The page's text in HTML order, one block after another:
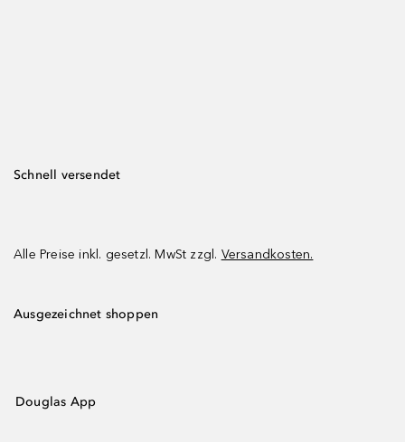
Schnell versendet
Alle Preise inkl. gesetzl. MwSt zzgl. Versandkosten.
Ausgezeichnet shoppen
Douglas App